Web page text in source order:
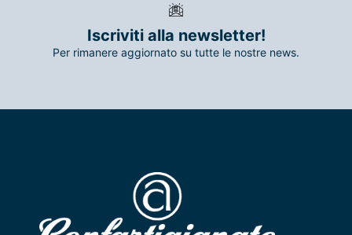
Iscriviti alla newsletter!
Per rimanere aggiornato su tutte le nostre news.